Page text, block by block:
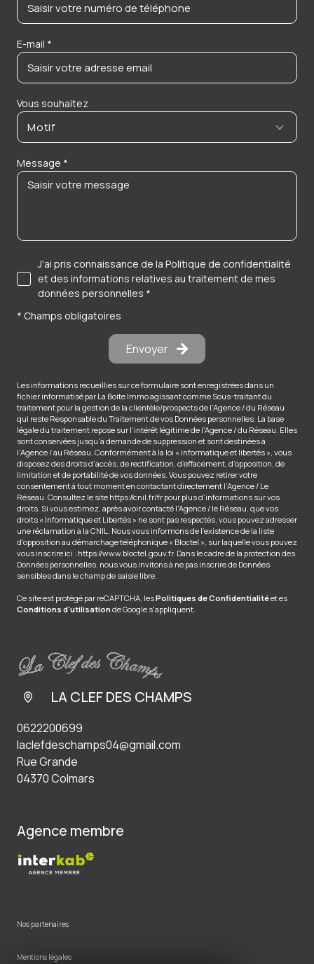
E-mail *
Vous souhaitez
Motif
Message *
J'ai pris connaissance de la Politique de confidentialité
et des informations relatives au traitement de mes
données personnelles *
* Champs obligatoires
Envoyer
Les informations recueillies sur ce formulaire sont enregistrées dans un
fichier informatisé par La Boite Immo agissant comme Sous-traitant du
traitement pour la gestion de la clientèle/prospects de l'Agence / du Réseau
qui reste Responsable du Traitement de vos Données personnelles. La base
légale du traitement repose sur l'intérêt légitime de l'Agence / du Réseau. Elles
sont conservées jusqu'à demande de suppression et sont destinées à
l'Agence / au Réseau. Conformément à la loi « informatique et libertés », vous
disposez des droits d’accès, de rectification, d’effacement, d’opposition, de
limitation et de portabilité de vos données. Vous pouvez retirer votre
consentement à tout moment en contactant directement l’Agence / Le
Réseau. Consultez le site https://cnil.fr/fr pour plus d’informations sur vos
droits. Si vous estimez, après avoir contacté l'Agence / le Réseau, que vos
droits « Informatique et Libertés » ne sont pas respectés, vous pouvez adresser
une réclamation à la CNIL. Nous vous informons de l’existence de la liste
d'opposition au démarchage téléphonique « Bloctel », sur laquelle vous pouvez
vous inscrire ici : https://www.bloctel.gouv.fr. Dans le cadre de la protection des
Données personnelles, nous vous invitons à ne pas inscrire de Données
sensibles dans le champ de saisie libre.
Ce site est protégé par reCAPTCHA, lesPolitiques de Confidentialitéet es
Conditions d'utilisation de Google s'appliquent.
LA CLEF DES CHAMPS
0622200699
laclefdeschamps04@gmail.com
Rue Grande
04370 Colmars
Agence membre
Nos partenaires
Mentions légales